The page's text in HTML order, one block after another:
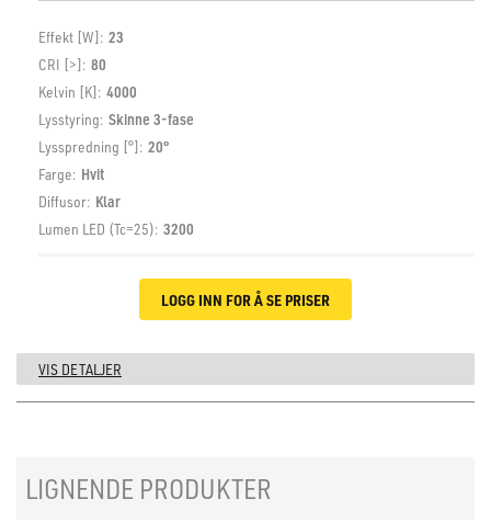
Effekt [W]: 23
CRI [>]: 80
Kelvin [K]: 4000
Lysstyring: Skinne 3-fase
Lysspredning [°]: 20°
Farge: Hvit
Diffusor: Klar
Lumen LED (Tc=25): 3200
LOGG INN FOR Å SE PRISER
VIS DETALJER
LIGNENDE PRODUKTER